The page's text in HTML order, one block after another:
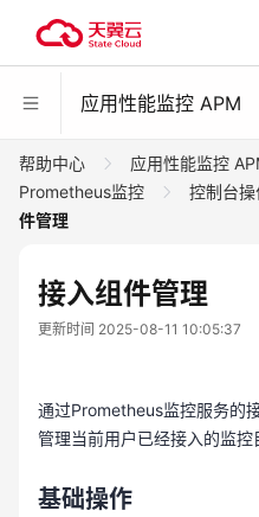
应用性能监控 APM
帮助中心 应用性能监控
Prometheus监控
控制台
件管理
接入组件管理
更新时间 2025-08-11 10:05:37
通过Prometheus监控服务的
管理当前用户已经接入的监控
基础操作